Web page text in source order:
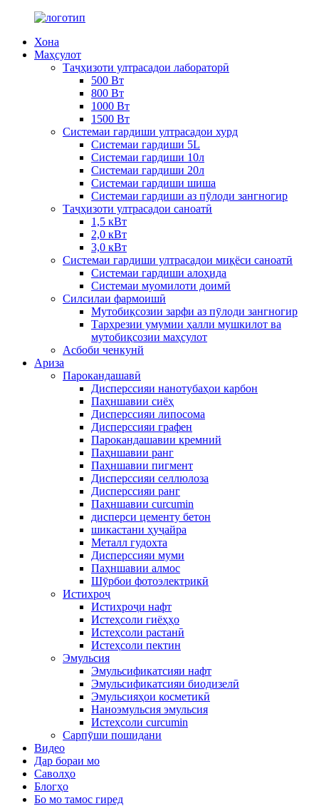
Хона
Маҳсулот
Таҷҳизоти ултрасадои лабораторӣ
500 Вт
800 Вт
1000 Вт
1500 Вт
Системаи гардиши ултрасадои хурд
Системаи гардиши 5L
Системаи гардиши 10л
Системаи гардиши 20л
Системаи гардиши шиша
Системаи гардиши аз пӯлоди зангногир
Таҷҳизоти ултрасадои саноатӣ
1,5 кВт
2,0 кВт
3,0 кВт
Системаи гардиши ултрасадои миқёси саноатӣ
Системаи гардиши алоҳида
Системаи муомилоти доимӣ
Силсилаи фармоишӣ
Мутобиқсозии зарфи аз пӯлоди зангногир
Тарҳрезии умумии ҳалли мушкилот ва
мутобиқсозии маҳсулот
Асбоби ченкунй
Ариза
Парокандашавӣ
Дисперссияи нанотубаҳои карбон
Паҳншавии сиёҳ
Дисперссияи липосома
Дисперссияи графен
Парокандашавии кремний
Паҳншавии ранг
Паҳншавии пигмент
Дисперссияи селлюлоза
Дисперссияи ранг
Паҳншавии curcumin
дисперси цементу бетон
шикастани ҳуҷайра
Металл гудохта
Дисперссияи муми
Паҳншавии алмос
Шӯрбои фотоэлектрикӣ
Истихроҷ
Истихроҷи нафт
Истеҳсоли гиёҳҳо
Истеҳсоли растанӣ
Истеҳсоли пектин
Эмульсия
Эмульсификатсияи нафт
Эмульсификатсияи биодизелӣ
Эмульсияҳои косметикӣ
Наноэмульсия эмульсия
Истеҳсоли curcumin
Сарпӯши пошидани
Видео
Дар бораи мо
Саволҳо
Блогҳо
Бо мо тамос гиред